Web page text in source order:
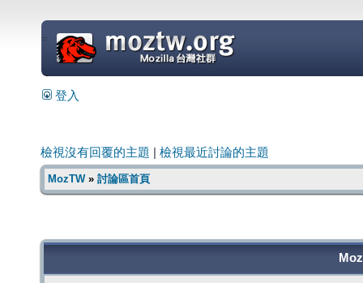
=
登入
檢視沒有回覆的主題 檢視最近討論的主題
MozTW» 討論區首頁